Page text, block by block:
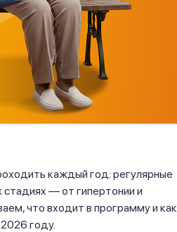
каждый год: регулярные
— от гипертонии и
что входит в программу и как
году.